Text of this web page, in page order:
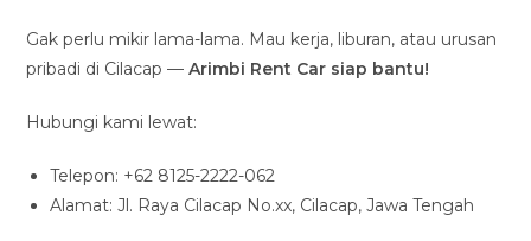
Gak perlu mikir lama-lama. Mau kerja, liburan, atau urusan
pribadi di Cilacap —Arimbi Rent Car siap bantu!
Hubungi kami lewat:
Telepon: +62 8125-2222-062
Alamat: Jl. Raya Cilacap No.xx, Cilacap, Jawa Tengah